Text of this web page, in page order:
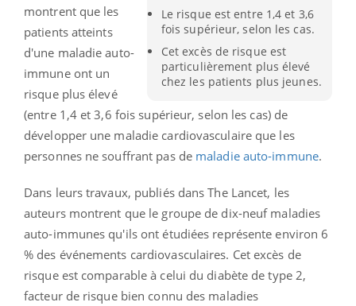
Le risque est entre 1,4 et 3,6
fois supérieur, selon les cas.
Cet excès de risque est
particulièrement plus élevé
chez les patients plus jeunes.
montrent que les
patients atteints
d'une maladie auto-
immune ont un
risque plus élevé
(entre 1,4 et 3,6 fois supérieur, selon les cas) de
développer une maladie cardiovasculaire que les
personnes ne souffrant pas de maladie auto-immune.
Dans leurs travaux, publiés dans The Lancet, les
auteurs montrent que le groupe de dix-neuf maladies
auto-immunes qu'ils ont étudiées représente environ 6
% des événements cardiovasculaires. Cet excès de
risque est comparable à celui du diabète de type 2,
facteur de risque bien connu des maladies